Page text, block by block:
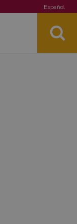
Español